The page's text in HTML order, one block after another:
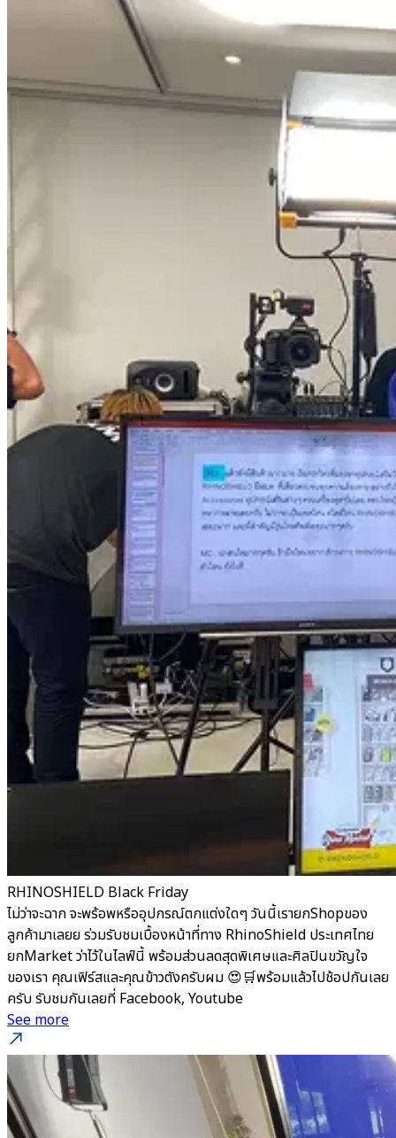
RHINOSHIELD Black Friday
ไม่ว่าจะฉาก จะพร้อพหรืออุปกรณ์ตกแต่งใดๆ วันนี้เรายกShopของ
ลูกค้ามาเลยย ร่วมรับชมเบื้องหน้าที่ทาง RhinoShield ประเทศไทย
ยกMarket ว่าไว้ในไลฟ์นี้ พร้อมส่วนลดสุดพิเศษและศิลปินขวัญใจ
ของเรา คุณเฟิร์สและคุณข้าวตังครับผม 😍🛒พร้อมแล้วไปช้อปกันเลย
ครับ รับชมกันเลยที่ Facebook, Youtube
See more